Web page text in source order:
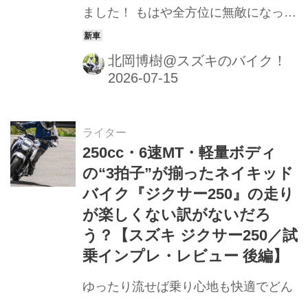
ました！ もはや全方位に無敵になった
かも……
北岡博樹@スズキのバイク！
ライター
250cc・6速MT・軽量ボディ
の“3拍子”が揃ったネイキッド
バイク『ジクサー250』の走り
が楽しくない訳がないだろ
う？【スズキ ジクサー250／試
乗インプレ・レビュー 後編】
ゆったり流せば乗り心地も快適でどん